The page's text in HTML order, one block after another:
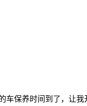
保养时间到了，让